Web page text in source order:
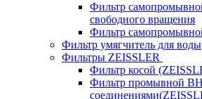
Фильтр
свободного вращения
Фильтр
Фильтр умягчитель для воды
Фильтры ZEISSLER
Фильтр косой
Фильтр промывной